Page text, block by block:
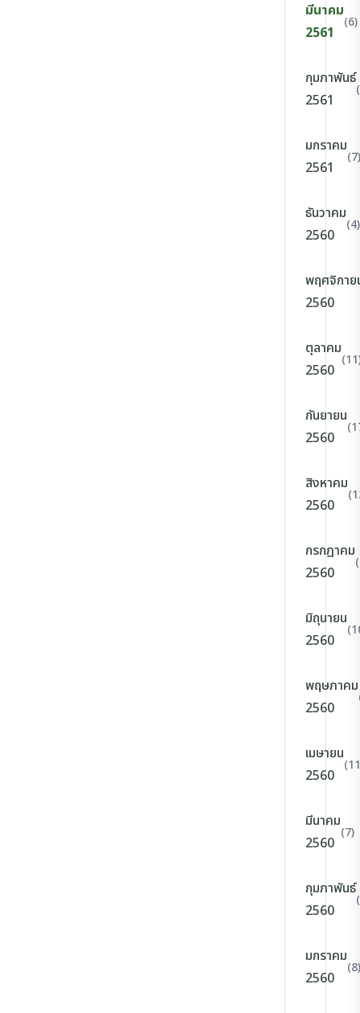
มีนาคม
2561
(6)
กุมภาพันธ์
2561
มกราคม
2561
(7)
ธันวาคม
2560
(4)
พฤศจิกาย
2560
ตุลาคม
2560
กันยายน
2560
สิงหาคม
2560
กรกฎาคม
2560
มิถุนายน
2560
พฤษภาคม
2560
เมษายน
2560
มีนาคม
2560
(7)
กุมภาพันธ์
2560
มกราคม
2560
(8)